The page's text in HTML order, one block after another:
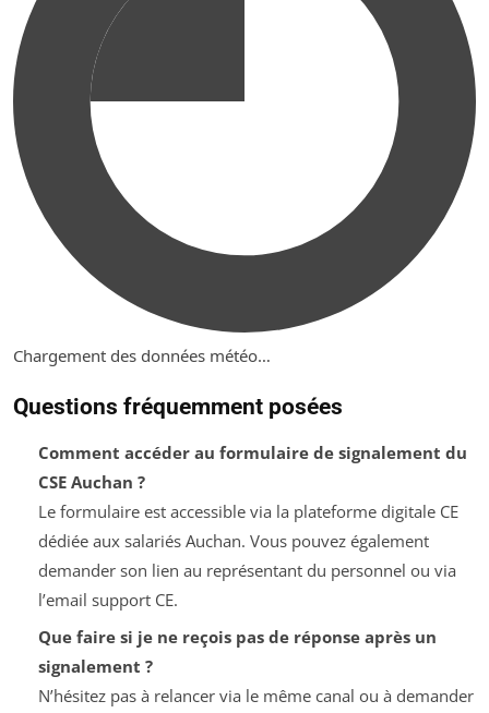
Chargement des données météo…
Questions fréquemment posées
Comment accéder au formulaire de signalement du
CSE Auchan ?
Le formulaire est accessible via la plateforme digitale CE
dédiée aux salariés Auchan. Vous pouvez également
demander son lien au représentant du personnel ou via
l’email support CE.
Que faire si je ne reçois pas de réponse après un
signalement ?
N’hésitez pas à relancer via le même canal ou à demander